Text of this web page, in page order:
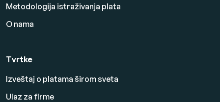
Metodologija istraživanja plata
O nama
Tvrtke
Izveštaj o platama širom sveta
Ulaz za firme